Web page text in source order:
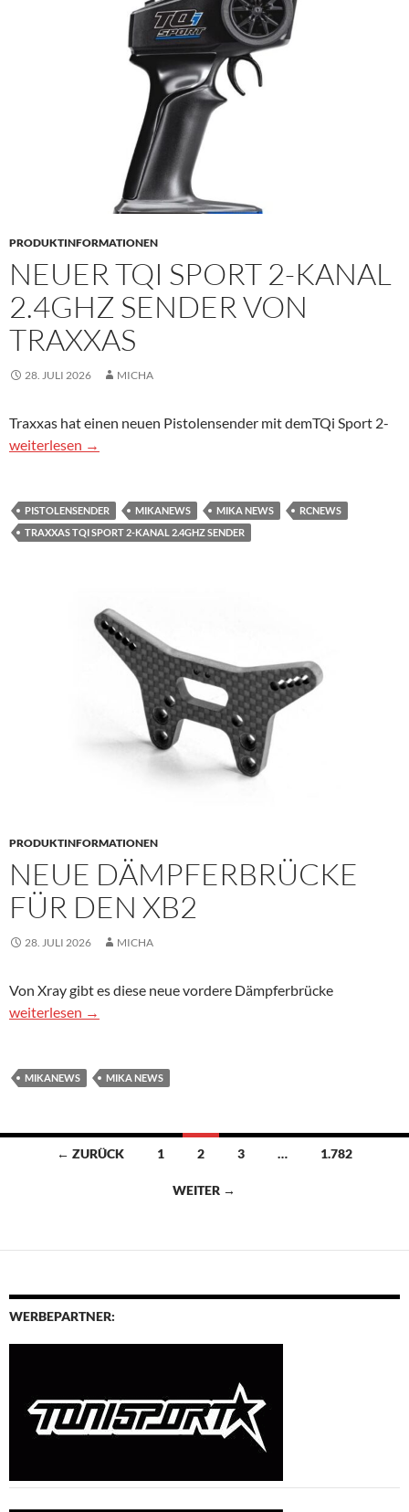
PRODUKTINFORMATIONEN
NEUER TQI SPORT 2-KANAL
2.4GHZ SENDER VON
TRAXXAS
28. JULI 2026 MICHA
Traxxas hat einen neuen Pistolensender mit demTQi Sport 2-
Neuer TQi Sport 2-Kanal 2.4GHz Sender von TRAXXAS
weiterlesen →
PISTOLENSENDER MIKANEWS MIKA NEWS
RCNEWS
TRAXXAS TQI SPORT 2-KANAL 2.4GHZ SENDER
PRODUKTINFORMATIONEN
NEUE DÄMPFERBRÜCKE
FÜR DEN XB2
28. JULI 2026 MICHA
Von Xray gibt es diese neue vordere Dämpferbrücke
Neue Dämpferbrücke für den XB2
weiterlesen →
MIKANEWS MIKA NEWS
Beitragsnavigation
← ZURÜCK 1 2 3 … 1.782
WEITER →
WERBEPARTNER: